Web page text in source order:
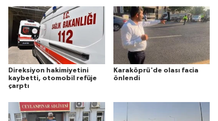
Direksiyon hakimiyetini
kaybetti, otomobil refüje
çarptı
Karaköprü'de olası facia
önlendi